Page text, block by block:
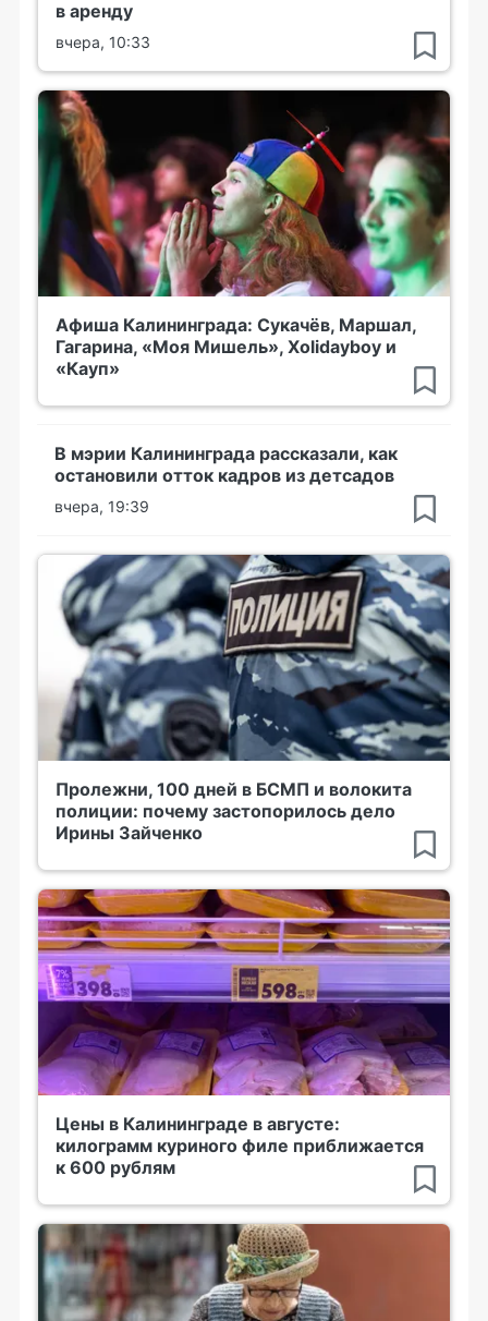
в аренду
вчера, 10:33
Афиша Калининграда: Сукачёв, Маршал,
Гагарина, «Моя Мишель», Xolidayboy и
«Кауп»
В мэрии Калининграда рассказали, как
остановили отток кадров из детсадов
вчера, 19:39
Пролежни, 100 дней в БСМП и волокита
полиции: почему застопорилось дело
Ирины Зайченко
Цены в Калининграде в августе:
килограмм куриного филе приближается
к 600 рублям